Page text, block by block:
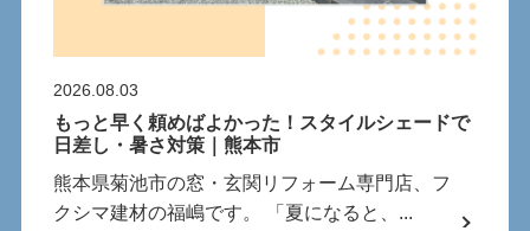
2026.08.03
もっと早く頼めばよかった！スタイルシェードで
日差し・暑さ対策｜熊本市
熊本県菊池市の窓・玄関リフォーム専門店、フ
クシマ建材の福嶋です。 「夏になると、...